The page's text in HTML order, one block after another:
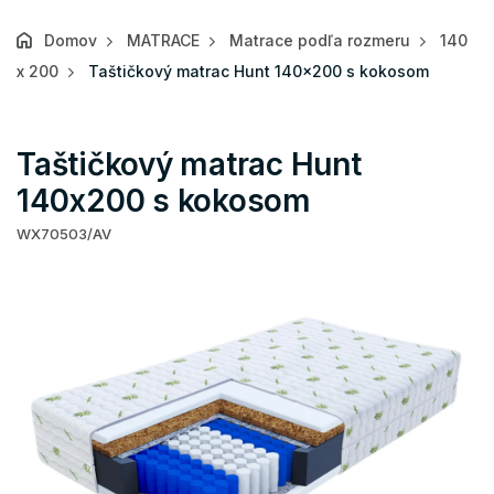
Domov MATRACE Matrace podľa rozmeru
140
x 200
Taštičkový matrac Hunt 140x200 s kokosom
Taštičkový matrac Hunt
140x200 s kokosom
WX70503/AV